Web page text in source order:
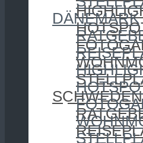
SCHWEDEN
DÄNEMARK